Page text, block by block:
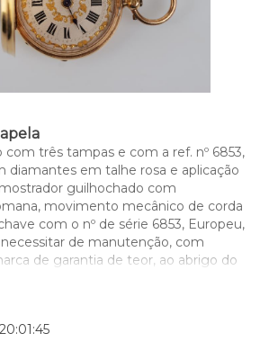
com três tampas e com a ref. nº 6853,
diamantes em talhe rosa e aplicação
guilhochado com
movimento mecânico de corda
com o nº de série 6853, Europeu,
necessitar de manutenção, com
de garantia de teor, ao abrigo do
com caixa e sem documentos
g.